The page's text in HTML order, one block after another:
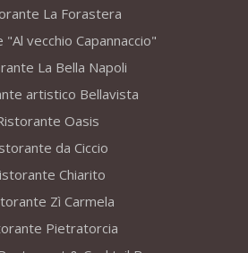
La Forastera
vecchio Capannaccio"
La Bella Napoli
artistico Bellavista
Oasis
da Ciccio
Chiarito
Zì Carmela
Pietratorcia